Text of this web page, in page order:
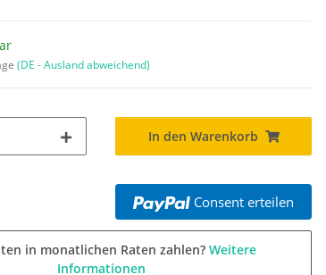
(DE - Ausland abweichend)
In den Warenkorb
Consent erteilen
in monatlichen Raten zahlen? Weitere
Informationen